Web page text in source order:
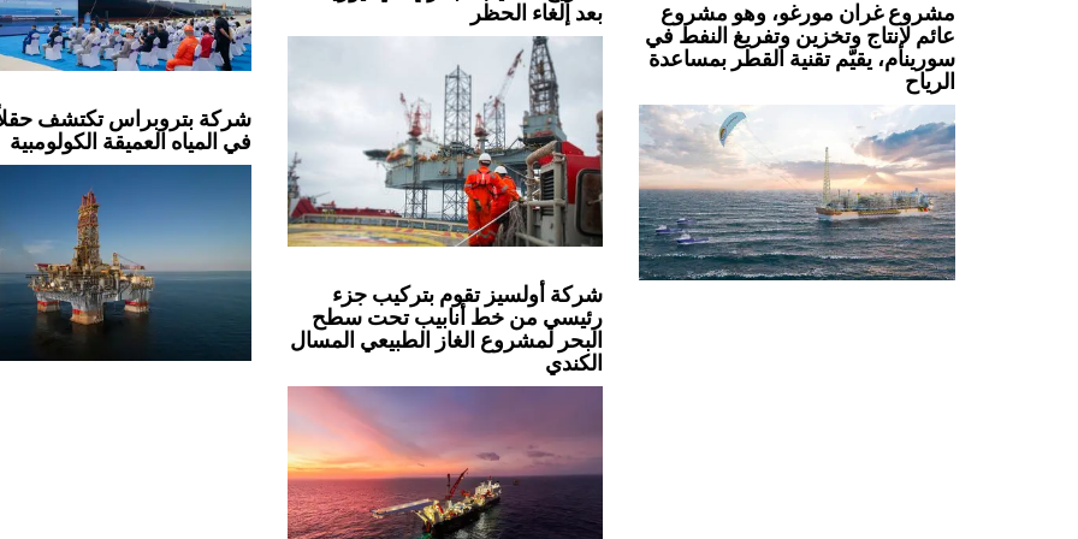
شركة بتروبراس تكتشف حقلاً
في المياه العميقة الكولومبية
بعد إلغاء الحظر
شركة أولسيز تقوم بتركيب جزء
رئيسي من خط أنابيب تحت سطح
البحر لمشروع الغاز الطبيعي المسال
الكندي
مشروع غران مورغو، وهو مشروع
عائم لإنتاج وتخزين وتفريغ النفط في
سورينام، يقيّم تقنية القطر بمساعدة
الرياح